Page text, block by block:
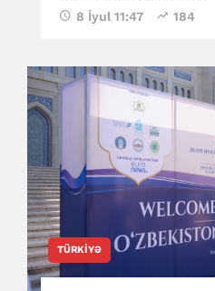
8 İyul 11:47 184
TÜRKIYƏ